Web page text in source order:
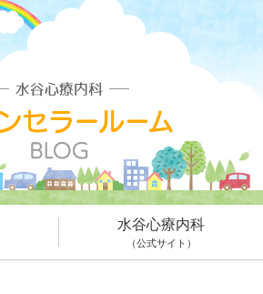
水谷心療内科
（公式サイト）